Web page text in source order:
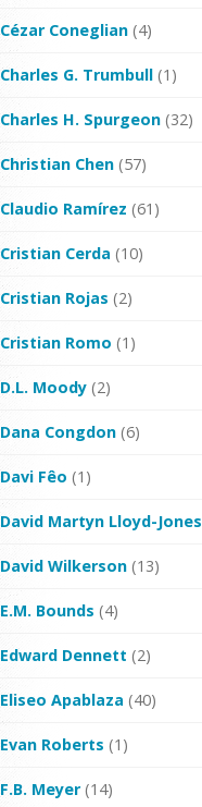
Cézar Coneglian (4)
Charles G. Trumbull (1)
Charles H. Spurgeon (32)
Christian Chen (57)
Claudio Ramírez (61)
Cristian Cerda (10)
Cristian Rojas (2)
Cristian Romo (1)
D.L. Moody (2)
Dana Congdon (6)
Davi Fêo (1)
David Martyn Lloyd-Jones
David Wilkerson (13)
E.M. Bounds (4)
Edward Dennett (2)
Eliseo Apablaza (40)
Evan Roberts (1)
F.B. Meyer(14)